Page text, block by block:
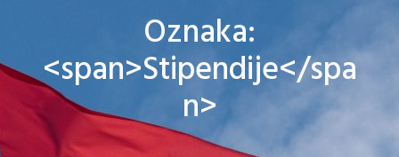
Oznaka:
<span>Stipendije</spa
n>